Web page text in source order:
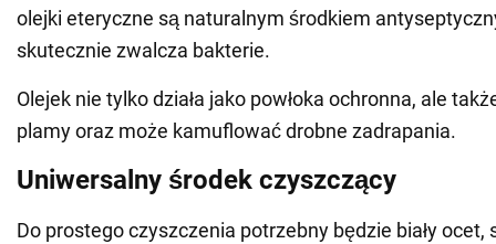
olejki eteryczne są naturalnym środkiem
skutecznie zwalcza bakterie.
Olejek nie tylko działa jako powłoka ochronna, ale
plamy oraz może kamuflować drobne zadrapania.
Uniwersalny środek czyszczący
Do prostego czyszczenia potrzebny będzie biały ocet,